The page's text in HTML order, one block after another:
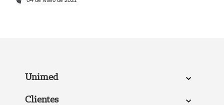
Unimed
Clientes